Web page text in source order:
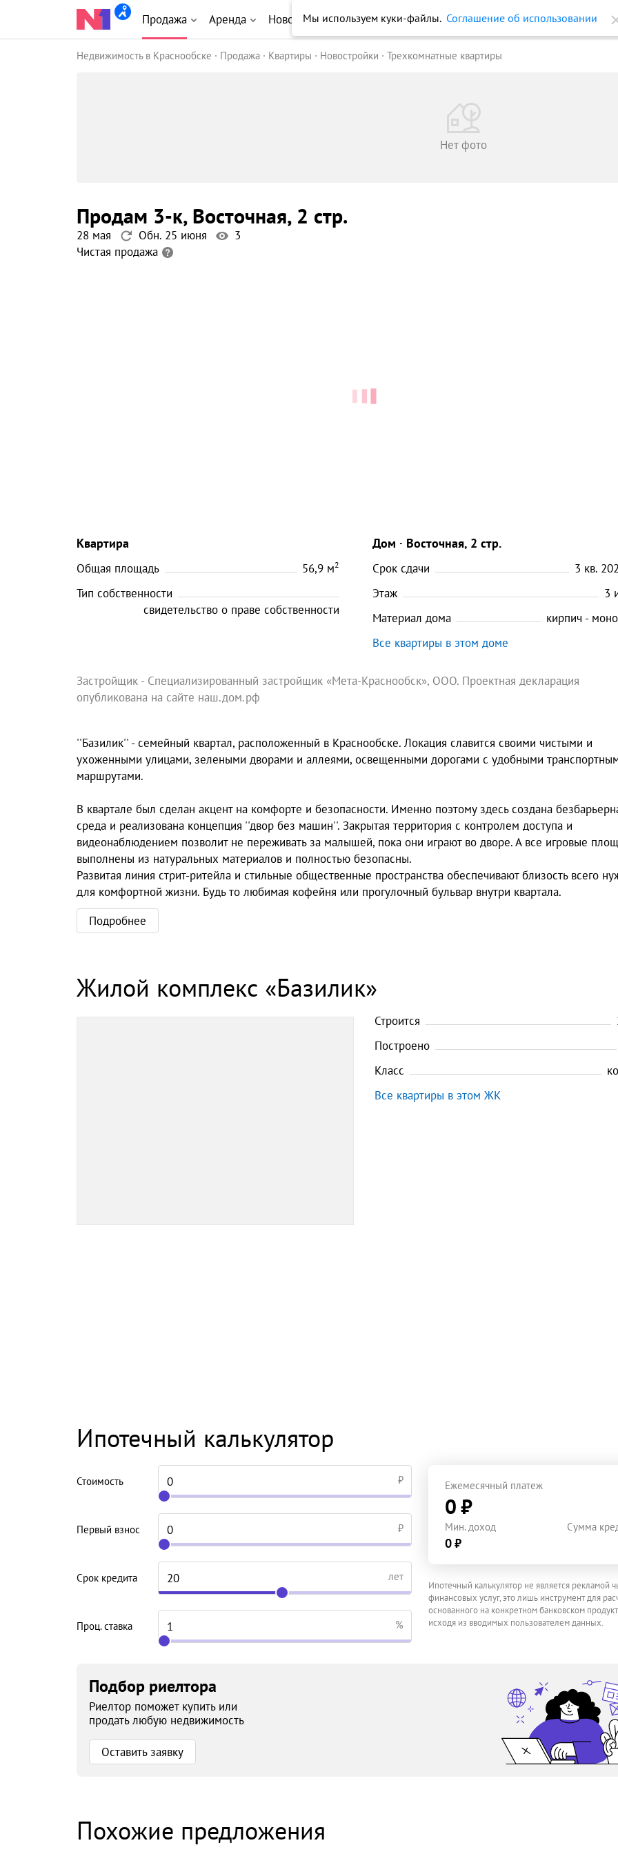
Продажа Аренда Новостройки Журнал Еще
Недвижимость в Краснообске Продажа Квартиры Новостройки Трехкомнатные квартиры
Нет фото
продам 3-к, Восточная, 2 стр.
28 мая Обн. 25 июня 3
Чистая продажа
Квартира
Общая площадь 56,9 м2
Тип собственности
свидетельство о праве собственности
Дом Восточная, 2 стр.
Срок сдачи
3 кв.
Этаж
3
Материал дома
кирпич -
Все квартиры в этом доме
Застройщик - Специализированный застройщик «Мета-Краснообск», ООО. Проектная декларация
опубликована на сайте наш.дом.рф
''Базилик'' - семейный квартал, расположенный в Краснообске. Локация славится своими чистыми и
ухоженными улицами, зелеными дворами и аллеями, освещенными дорогами с удобными
маршрутами.
В квартале был сделан акцент на комфорте и безопасности. Именно поэтому здесь создана
среда и реализована концепция ''двор без машин''. Закрытая территория с контролем доступа и
видеонаблюдением позволит не переживать за малышей, пока они играют во дворе. А все игровые
выполнены из натуральных материалов и полностью безопасны.
Развитая линия стрит-ритейла и стильные общественные пространства обеспечивают близость всего
для комфортной жизни. Будь то любимая кофейня или прогулочный бульвар внутри квартала.
Подробнее
Жилой комплекс «Базилик»
Строится
Построено
Класс
Все квартиры в этом ЖК
Ипотечный калькулятор
Стоимость ₽
Первый взнос ₽
Срок кредита лет
Проц. ставка %
Ежемесячный платеж
0 ₽
Мин. доход
0 ₽
Сумма
Ипотечный калькулятор не является рекламой
финансовых услуг, это лишь инструмент для
основанного на конкретном банковском
исходя из вводимых пользователем данных.
Подбор риелтора
Риелтор поможет купить или
продать любую недвижимость
Оставить заявку
Похожие предложения
Мы используем куки-файлы. Соглашение об использовании